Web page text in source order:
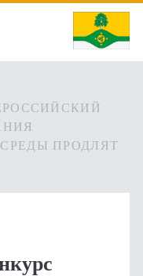
ПРОДЛЯТ